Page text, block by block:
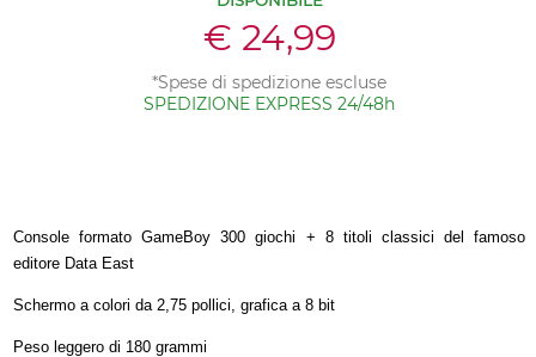
€ 24,99
*Spese di spedizione escluse
SPEDIZIONE EXPRESS 24/48h
Console formato GameBoy 300 giochi + 8 titoli classici del famoso
editore Data East
Schermo a colori da 2,75 pollici, grafica a 8 bit
Peso leggero di 180 grammi